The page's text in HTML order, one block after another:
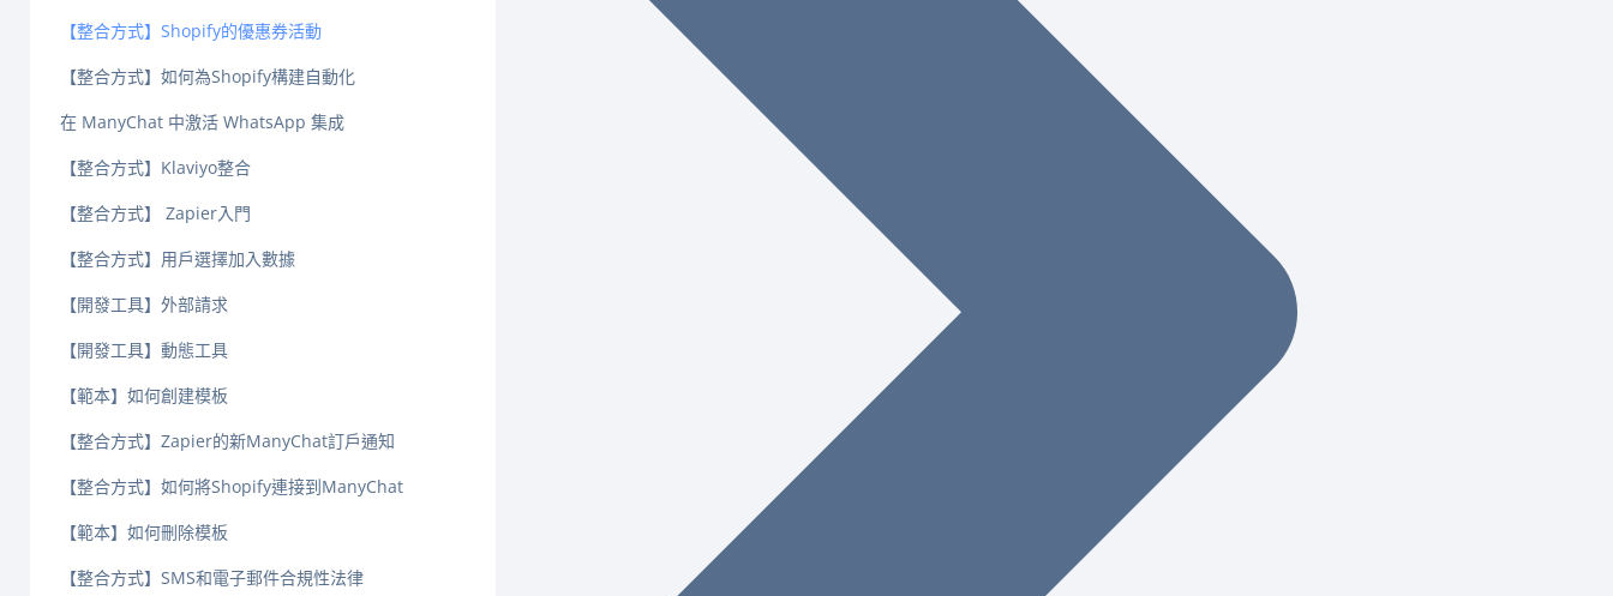
【整合方式】Shopify的優惠券活動
【整合方式】如何為Shopify構建自動化
在 ManyChat 中激活 WhatsApp 集成
【整合方式】Klaviyo整合
【整合方式】 Zapier入門
【整合方式】用戶選擇加入數據
【開發工具】外部請求
【開發工具】動態工具
【範本】如何創建模板
【整合方式】Zapier的新ManyChat訂戶通知
【整合方式】如何將Shopify連接到ManyChat
【範本】如何刪除模板
【整合方式】SMS和電子郵件合規性法律